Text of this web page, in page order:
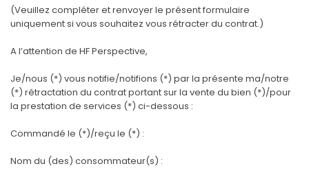
(Veuillez compléter et renvoyer le présent formulaire
uniquement si vous souhaitez vous rétracter du contrat.)
A l’attention de HF Perspective,
Je/nous (*) vous notifie/notifions (*) par la présente ma/notre
(*) rétractation du contrat portant sur la vente du bien (*)/pour
la prestation de services (*) ci-dessous :
Commandé le (*)/reçu le (*) :
Nom du (des) consommateur(s) :